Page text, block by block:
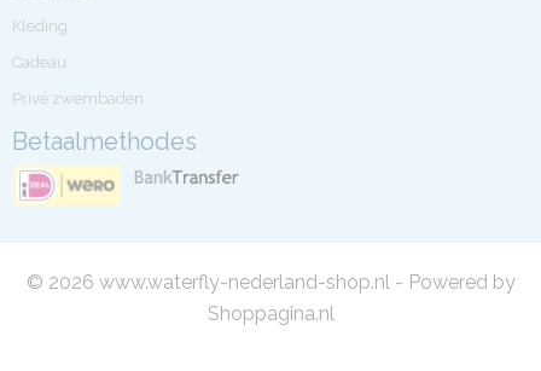
Kleding
Cadeau
Privé zwembaden
Betaalmethodes
© 2026 www.waterfly-nederland-shop.nl - Powered by
Shoppagina.nl